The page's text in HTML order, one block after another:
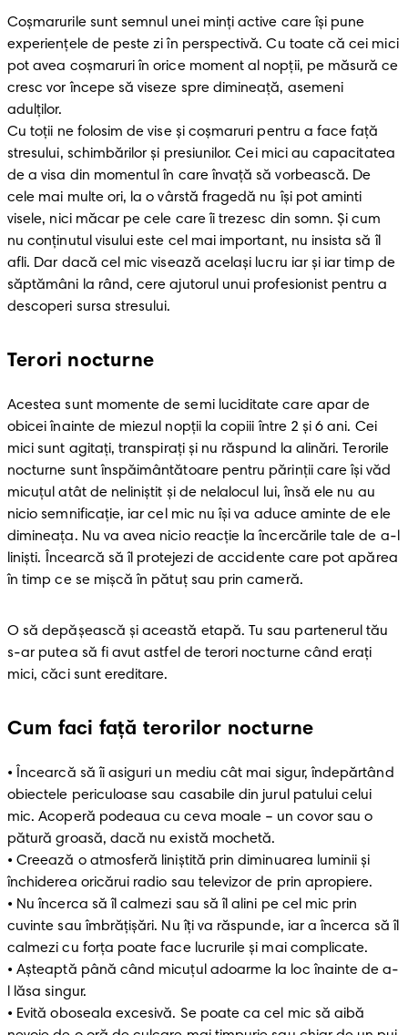
Coșmarurile sunt semnul unei minți active care își pune
experiențele de peste zi în perspectivă. Cu toate că cei mici
pot avea coșmaruri în orice moment al nopții, pe măsură ce
cresc vor începe să viseze spre dimineață, asemeni
adulților.
Cu toții ne folosim de vise și coșmaruri pentru a face față
stresului, schimbărilor și presiunilor. Cei mici au capacitatea
de a visa din momentul în care învață să vorbească. De
cele mai multe ori, la o vârstă fragedă nu își pot aminti
visele, nici măcar pe cele care îi trezesc din somn. Și cum
nu conținutul visului este cel mai important, nu insista să îl
afli. Dar dacă cel mic visează același lucru iar și iar timp de
săptămâni la rând, cere ajutorul unui profesionist pentru a
descoperi sursa stresului.
Terori nocturne
Acestea sunt momente de semi luciditate care apar de
obicei înainte de miezul nopții la copiii între 2 și 6 ani. Cei
mici sunt agitați, transpirați și nu răspund la alinări. Terorile
nocturne sunt înspăimântătoare pentru părinții care își văd
micuțul atât de neliniștit și de nelalocul lui, însă ele nu au
nicio semnificație, iar cel mic nu își va aduce aminte de ele
dimineața. Nu va avea nicio reacție la încercările tale de a-l
liniști. Încearcă să îl protejezi de accidente care pot apărea
în timp ce se mișcă în pătuț sau prin cameră.
O să depășească și această etapă. Tu sau partenerul tău
s-ar putea să fi avut astfel de terori nocturne când erați
mici, căci sunt ereditare.
Cum faci față terorilor nocturne
• Încearcă să îi asiguri un mediu cât mai sigur, îndepărtând
obiectele periculoase sau casabile din jurul patului celui
mic. Acoperă podeaua cu ceva moale – un covor sau o
pătură groasă, dacă nu există mochetă.
• Creează o atmosferă liniștită prin diminuarea luminii și
închiderea oricărui radio sau televizor de prin apropiere.
• Nu încerca să îl calmezi sau să îl alini pe cel mic prin
cuvinte sau îmbrățișări. Nu îți va răspunde, iar a încerca să îl
calmezi cu forța poate face lucrurile și mai complicate.
• Așteaptă până când micuțul adoarme la loc înainte de a-
l lăsa singur.
• Evită oboseala excesivă. Se poate ca cel mic să aibă